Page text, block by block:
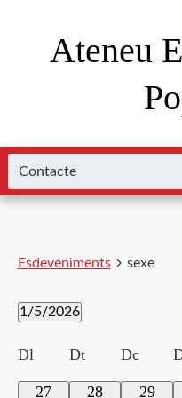
Ateneu
Esdeveniments sexe
1/5/2026
una
Calendari
Dl Dt Dc
0
27
0
28
0
29